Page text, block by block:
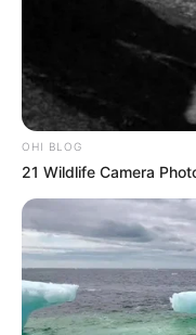
MANTÉNGASE
favor,
ACTIVAR AHORA
OHI BLOG
21 Wildlife Camera